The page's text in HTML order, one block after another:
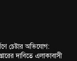
চেষ্টার অভিযোগ:
দাবিতে এলাকাবাসী